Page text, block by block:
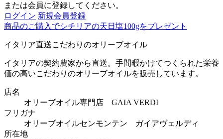
または会員に登録してください。
ログイン 新規会員登録
商品のご購入でシチリアの天日塩100gをプレゼント
イタリア直送こだわりのオリーブオイル
イタリアの契約農家から直送。手間暇かけてつくられた栄養
価の高いこだわりのオリーブオイルを販売しています。
店名
オリーブオイル専門店 GAIA VERDI
フリガナ
オリーブオイルセンモンテン ガイアヴェルディ
所在地